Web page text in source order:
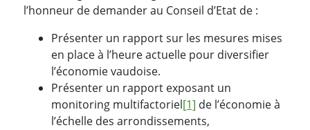
l’honneur de demander au Conseil d’Etat de :
Présenter un rapport sur les mesures mises
en place à l’heure actuelle pour diversifier
l’économie vaudoise.
Présenter un rapport exposant un
monitoring multifactoriel[1] de l’économie à
l’échelle des arrondissements,